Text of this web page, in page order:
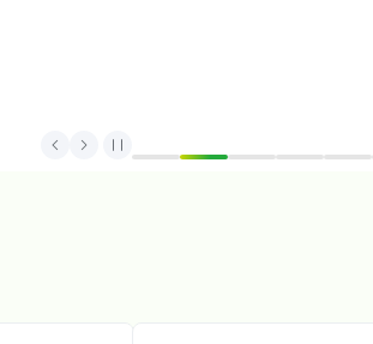
1 2 3 4 5
Prev Next Stop